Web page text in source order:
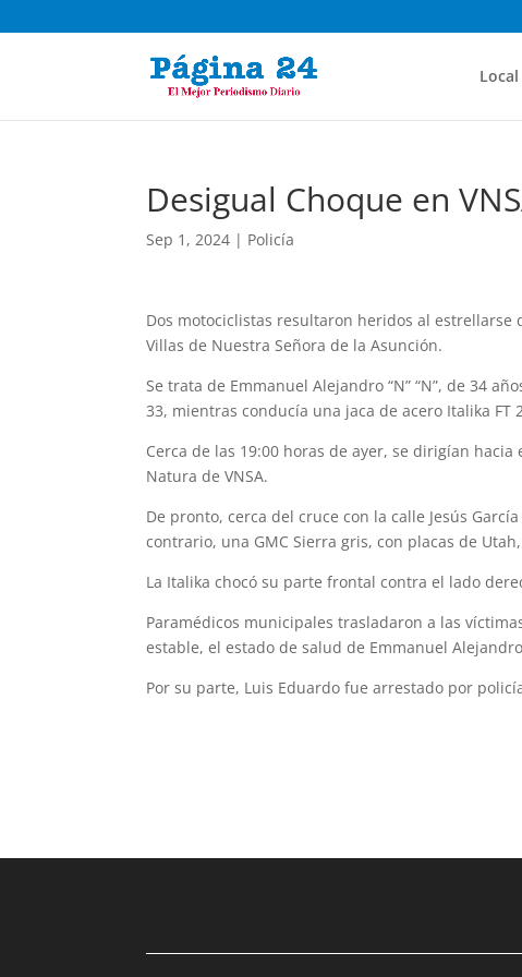
Local
Desigual Choque en
Sep 1, 2024 | Policía
Dos motociclistas resultaron heridos al estrellarse
Villas de Nuestra Señora de la Asunción.
Se trata de Emmanuel Alejandro “N” “N”, de 34
33, mientras conducía una jaca de acero Italika FT
Cerca de las 19:00 horas de ayer, se dirigían
Natura de VNSA.
De pronto, cerca del cruce con la calle Jesús
contrario, una GMC Sierra gris, con placas de
La Italika chocó su parte frontal contra el lado
Paramédicos municipales trasladaron a las
estable, el estado de salud de Emmanuel
Por su parte, Luis Eduardo fue arrestado por